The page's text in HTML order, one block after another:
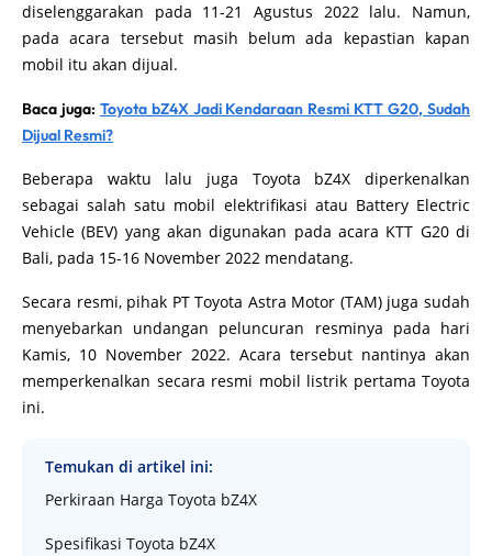
diselenggarakan pada 11-21 Agustus 2022 lalu. Namun,
pada acara tersebut masih belum ada kepastian kapan
mobil itu akan dijual.
Baca juga: Toyota bZ4X Jadi Kendaraan Resmi KTT G20, Sudah
Dijual Resmi?
Beberapa waktu lalu juga Toyota bZ4X diperkenalkan
sebagai salah satu mobil elektrifikasi atau Battery Electric
Vehicle (BEV) yang akan digunakan pada acara KTT G20 di
Bali, pada 15-16 November 2022 mendatang.
Secara resmi, pihak PT Toyota Astra Motor (TAM) juga sudah
menyebarkan undangan peluncuran resminya pada hari
Kamis, 10 November 2022. Acara tersebut nantinya akan
memperkenalkan secara resmi mobil listrik pertama Toyota
ini.
Temukan di artikel ini:
Perkiraan Harga Toyota bZ4X
Spesifikasi Toyota bZ4X